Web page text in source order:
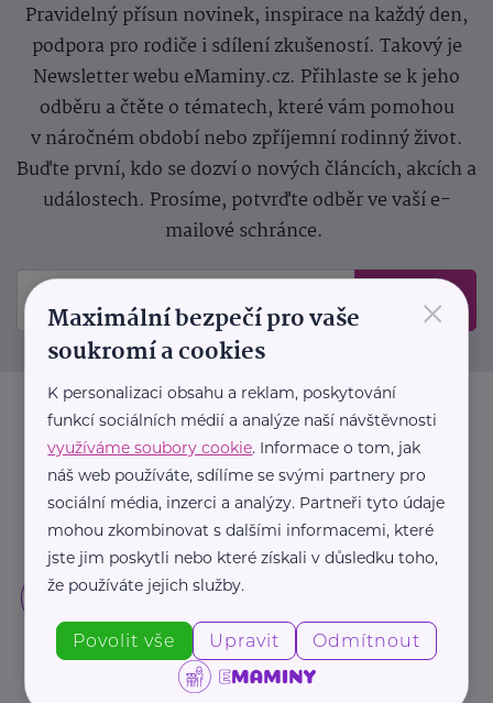
Pravidelný přísun novinek, inspirace na každý den,
podpora pro rodiče i sdílení zkušeností. Takový je
Newsletter webu eMaminy.cz. Přihlaste se k jeho
odběru a čtěte o tématech, které vám pomohou
v náročném období nebo zpříjemní rodinný život.
Buďte první, kdo se dozví o nových článcích, akcích a
událostech. Prosíme, potvrďte odběr ve vaší e-
mailové schránce.
Odeslat
×
Maximální bezpečí pro vaše
soukromí a cookies
K personalizaci obsahu a reklam, poskytování
funkcí sociálních médií a analýze naší návštěvnosti
využíváme soubory cookie. Informace o tom, jak
náš web používáte, sdílíme se svými partnery pro
sociální média, inzerci a analýzy. Partneři tyto údaje
mohou zkombinovat s dalšími informacemi, které
jste jim poskytli nebo které získali v důsledku toho,
že používáte jejich služby.
Povolit vše Upravit Odmítnout